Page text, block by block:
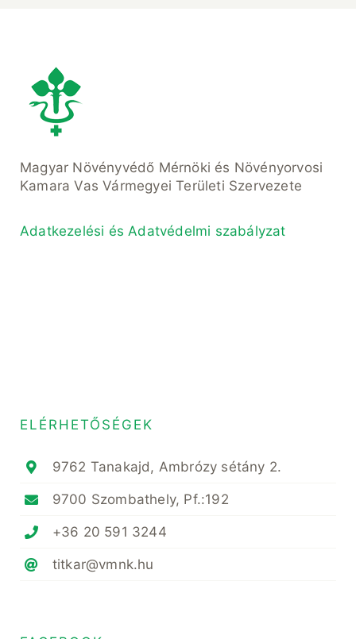
Magyar Növényvédő Mérnöki és Növényorvosi
Kamara Vas Vármegyei Területi Szervezete
Adatkezelési és Adatvédelmi szabályzat
ELÉRHETŐSÉGEK
9762 Tanakajd, Ambrózy sétány 2.
9700 Szombathely, Pf.:192
+36 20 591 3244
titkar@vmnk.hu